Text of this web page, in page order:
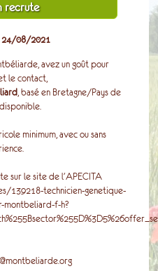
recrute
24/08/2021
avez un goût pour
le contact,
, basé en Bretagne/Pays de
minimum, avec ou sans
sur le site de l'APECITA
139218-technicien-genetique-
montbeliard-f-h?